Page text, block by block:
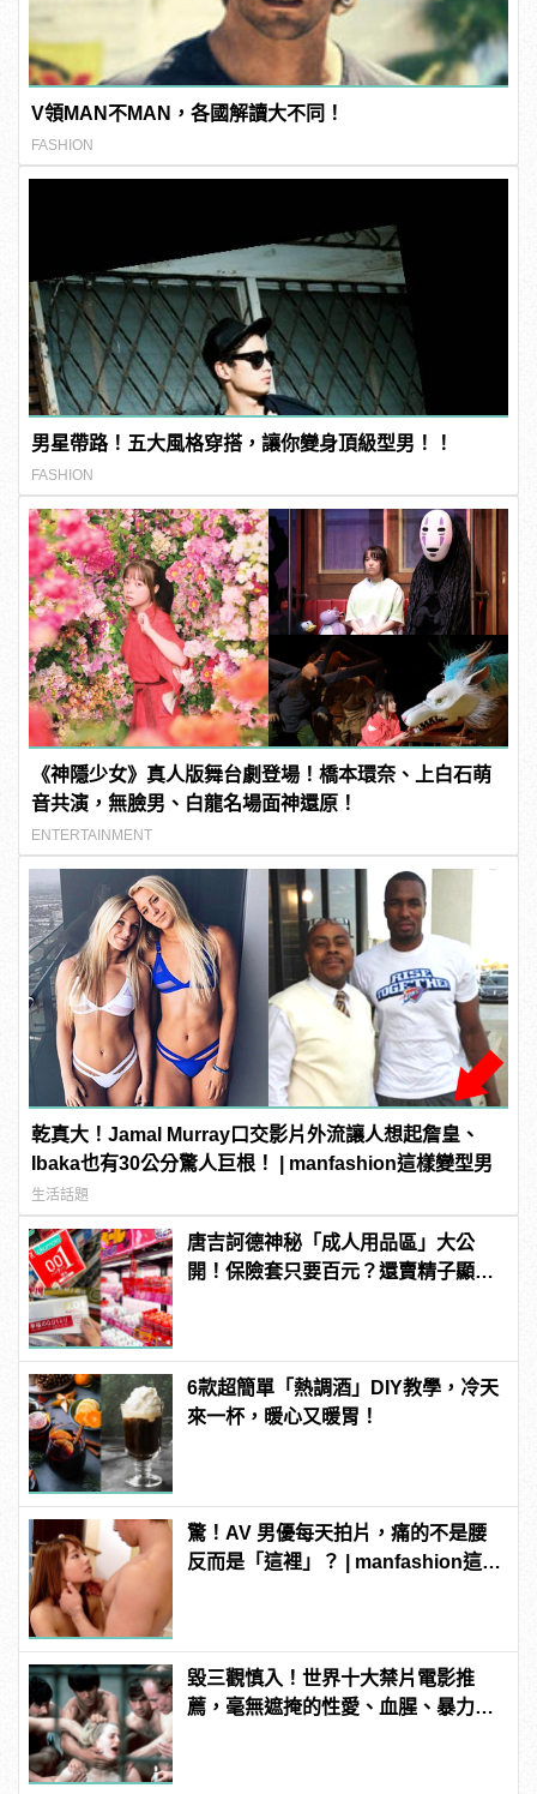
V領MAN不MAN，各國解讀大不同！
FASHION
男星帶路！五大風格穿搭，讓你變身頂級型男！！
FASHION
《神隱少女》真人版舞台劇登場！橋本環奈、上白石萌
音共演，無臉男、白龍名場面神還原！
ENTERTAINMENT
乾真大！Jamal Murray口交影片外流讓人想起詹皇、
Ibaka也有30公分驚人巨根！ | manfashion這樣變型男
生活話題
唐吉訶德神秘「成人用品區」大公
開！保險套只要百元？還賣精子顯微
6款超簡單「熱調酒」DIY教學，冷天
來一杯，暖心又暖胃！
驚！AV 男優每天拍片，痛的不是腰
反而是「這裡」？ | manfashion這樣
毀三觀慎入！世界十大禁片電影推
薦，毫無遮掩的性愛、血腥、暴力、